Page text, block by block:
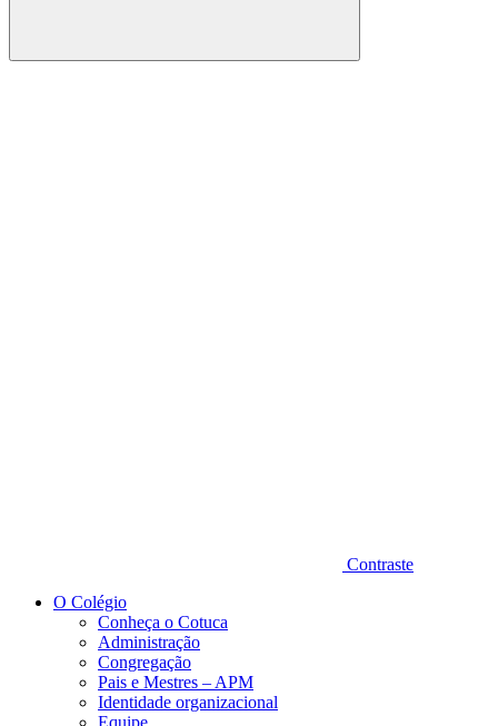
Buscar
Contraste
O Colégio
Conheça o Cotuca
Administração
Congregação
Pais e Mestres – APM
Identidade organizacional
Equipe